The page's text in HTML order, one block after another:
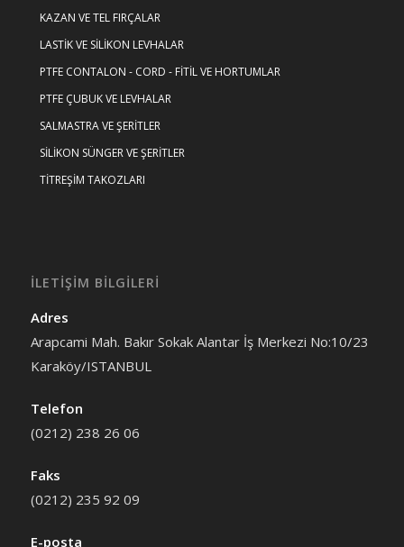
KAZAN VE TEL FIRÇALAR
LASTİK VE SİLİKON LEVHALAR
PTFE CONTALON - CORD - FİTİL VE HORTUMLAR
PTFE ÇUBUK VE LEVHALAR
SALMASTRA VE ŞERİTLER
SİLİKON SÜNGER VE ŞERİTLER
TİTREŞİM TAKOZLARI
İLETİŞİM BİLGİLERİ
Adres
Arapcami Mah. Bakır Sokak Alantar İş Merkezi No:10/23
Karaköy/ISTANBUL
Telefon
(0212) 238 26 06
Faks
(0212) 235 92 09
E-posta